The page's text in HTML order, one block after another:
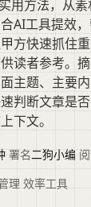
用方法，从
AI工具提效
方快速抓住
读者参考。
主题、主要
判断文章是
下文。
署名二狗小编
理 效率工具